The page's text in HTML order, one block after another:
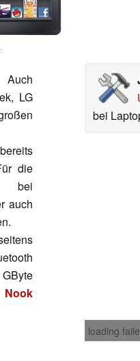
bei
LG
die
bei
auch
Nook
loading